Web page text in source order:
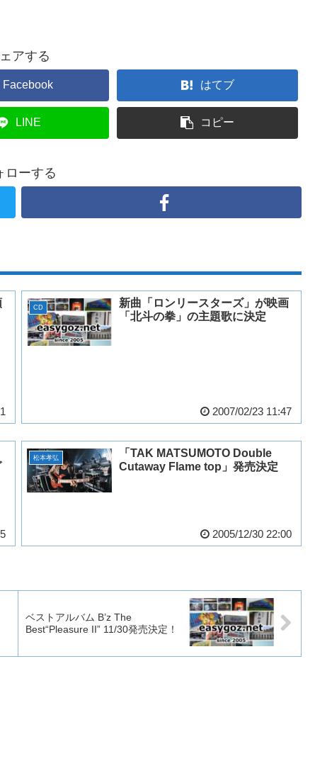
アする
Facebook はてブ
LINE コピー
ローする
CD
新曲「ロンリースターズ」が映画
「北斗の拳」の主題歌に決定
2007/02/23 11:47
松本孝弘
「TAK MATSUMOTO Double
Cutaway Flame top」発売決定
2005/12/30 22:00
ベストアルバム B’z The
Best“Pleasure II” 11/30発売決定！